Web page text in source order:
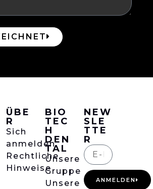
ÜBE
R
Sich
anmelden
Rechtliche
Hinweise
BIO
TEC
H
DEN
TAL
Unsere
Gruppe
Unsere
NEW
SLE
TTE
R
ANMELDEN